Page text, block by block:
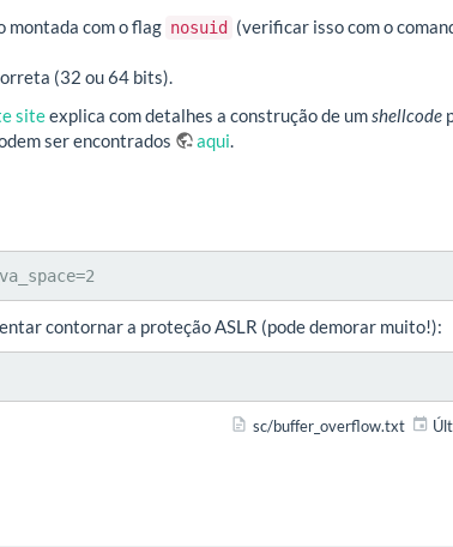
montada com o flag nosuid (verificar isso com o
(32 ou 64 bits).
siteexplica com detalhes a construção de um shellcode
ser encontrados aqui
contornar a proteção ASLR (pode demorar muito!):
sc/buffer_overflow.txt